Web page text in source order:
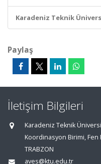
Karadeniz Teknik
Paylaş
İletişim Bilgileri
Karadeniz Teknik
Koordinasyon Birimi, Fen
TRABZON
aves@ktu.edu.tr